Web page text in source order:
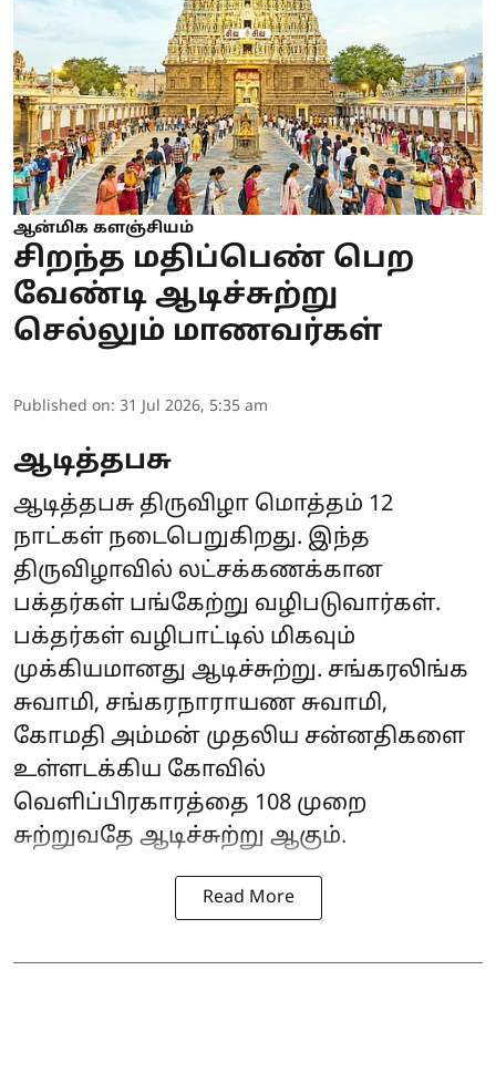
ஆன்மிக களஞ்சியம்
சிறந்த மதிப்பெண் பெற
வேண்டி ஆடிச்சுற்று
செல்லும் மாணவர்கள்
Published on: 31 Jul 2026, 5:35 am
ஆடித்தபசு
ஆடித்தபசு திருவிழா மொத்தம் 12
நாட்கள் நடைபெறுகிறது. இந்த
திருவிழாவில் லட்சக்கணக்கான
பக்தர்கள் பங்கேற்று வழிபடுவார்கள்.
பக்தர்கள் வழிபாட்டில் மிகவும்
முக்கியமானது ஆடிச்சுற்று. சங்கரலிங்க
சுவாமி, சங்கரநாராயண சுவாமி,
கோமதி அம்மன் முதலிய சன்னதிகளை
உள்ளடக்கிய கோவில்
வெளிப்பிரகாரத்தை 108 முறை
சுற்றுவதே ஆடிச்சுற்று ஆகும்.
Read More